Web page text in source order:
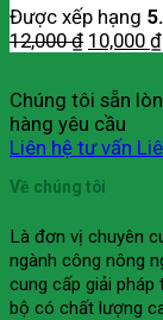
Được xếp hạng
12,000₫ 10,000 ₫
Chúng tôi sẵn
hàng yêu cầu
Liên hệ tư vấn
Về chúng tôi
Là đơn vị chuyên
ngành công nông
cung cấp giải
bộ có chất lượng